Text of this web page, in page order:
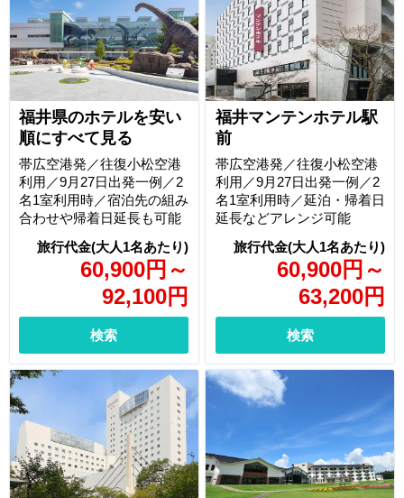
福井県のホテルを安い
順にすべて見る
60,900円 ～
92,100円
帯広空港発／往復小松空港
利用／9月27日出発一例／2
名1室利用時／宿泊先の組み
合わせや帰着日延長も可能
検索
福井マンテンホテル駅
前
60,900円 ～
63,200円
帯広空港発／往復小松空港
利用／9月27日出発一例／2
名1室利用時／延泊・帰着日
延長などアレンジ可能
検索